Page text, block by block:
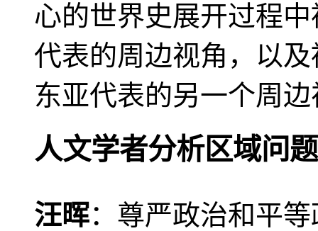
心的世界史展开过程
代表的周边视角，以
东亚代表的另一个周
人文学者分析区域问题
汪晖：尊严政治和平